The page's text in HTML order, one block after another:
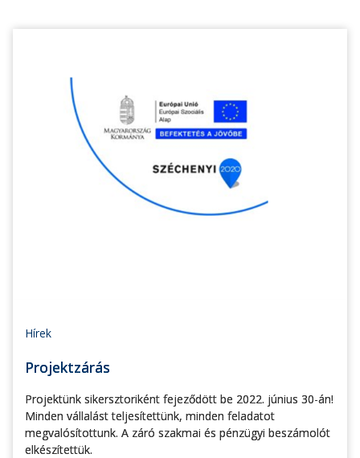
Hírek
Projektzárás
Projektünk sikersztoriként fejeződött be 2022. június 30-án!
Minden vállalást teljesítettünk, minden feladatot
megvalósítottunk. A záró szakmai és pénzügyi beszámolót
elkészítettük.